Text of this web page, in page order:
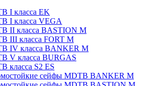
I класса EK
I класса VEGA
II класса BASTION M
III класса FORT M
IV класса BANKER M
V класса BURGAS
класса S2 ES
сейфы MDTB BANKER M